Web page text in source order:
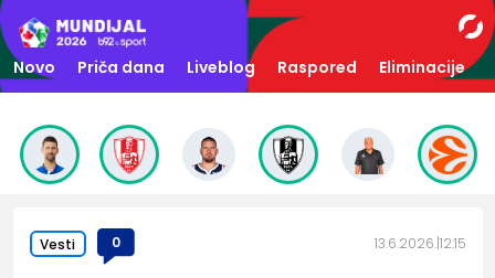
Novo Priča dana Liveblog Raspored Eliminacije
Vesti 0 13.6.2026. 12:15